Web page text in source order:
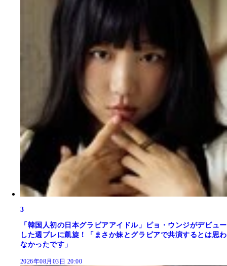
3
「韓国人初の日本グラビアアイドル」ピョ・ウンジがデビュー
した週プレに凱旋！「まさか妹とグラビアで共演するとは思わ
なかったです」
2026年08月03日 20:00